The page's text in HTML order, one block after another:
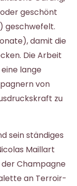
geschönt
geschwefelt.
damit die
Die Arbeit
lange
von
zu
sein ständiges
Maillart
Champagne
an Terroir-